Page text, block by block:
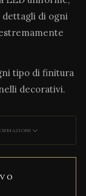
dettagli di ogni
tipo di finitura
decorativi.